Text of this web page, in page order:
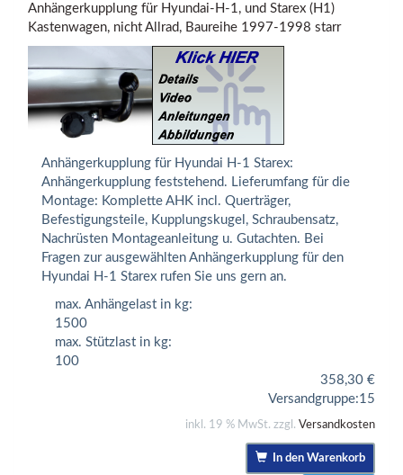
Anhängerkupplung für Hyundai-H-1, und Starex (H1)
Kastenwagen, nicht Allrad, Baureihe 1997-1998 starr
Anhängerkupplung für Hyundai H-1 Starex:
Anhängerkupplung feststehend. Lieferumfang für die
Montage: Komplette AHK incl. Querträger,
Befestigungsteile, Kupplungskugel, Schraubensatz,
Nachrüsten Montageanleitung u. Gutachten. Bei
Fragen zur ausgewählten Anhängerkupplung für den
Hyundai H-1 Starex rufen Sie uns gern an.
max. Anhängelast in kg:
1500
max. Stützlast in kg:
100
358,30 €
Versandgruppe:15
inkl. 19 % MwSt. zzgl. Versandkosten
In den Warenkorb